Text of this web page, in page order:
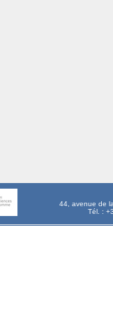
44, avenue de
Tél. :